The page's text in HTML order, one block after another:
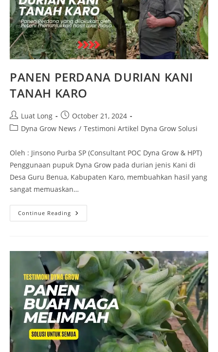
PANEN PERDANA DURIAN KANI
TANAH KARO
Luat Long
October 21, 2024
Dyna Grow News / Testimoni Artikel Dyna Grow Solusi
Oleh : Jinsono Purba SP (Consultant POC Dyna Grow & HPT)
Penggunaan pupuk Dyna Grow pada durian jenis Kani di
Desa Guru Benua, Kabupaten Karo, membuahkan hasil yang
sangat memuaskan…
Continue Reading